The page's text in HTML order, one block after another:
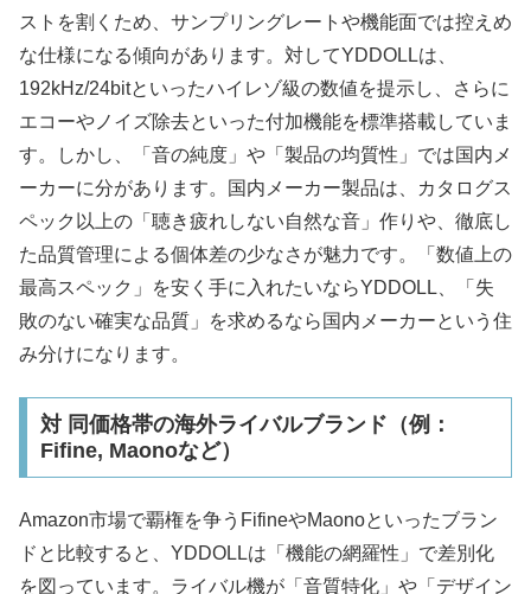
ストを割くため、サンプリングレートや機能面では控えめ
な仕様になる傾向があります。対してYDDOLLは、
192kHz/24bitといったハイレゾ級の数値を提示し、さらに
エコーやノイズ除去といった付加機能を標準搭載していま
す。しかし、「音の純度」や「製品の均質性」では国内メ
ーカーに分があります。国内メーカー製品は、カタログス
ペック以上の「聴き疲れしない自然な音」作りや、徹底し
た品質管理による個体差の少なさが魅力です。「数値上の
最高スペック」を安く手に入れたいならYDDOLL、「失
敗のない確実な品質」を求めるなら国内メーカーという住
み分けになります。
対 同価格帯の海外ライバルブランド（例：
Fifine, Maonoなど）
Amazon市場で覇権を争うFifineやMaonoといったブラン
ドと比較すると、YDDOLLは「機能の網羅性」で差別化
を図っています。ライバル機が「音質特化」や「デザイン